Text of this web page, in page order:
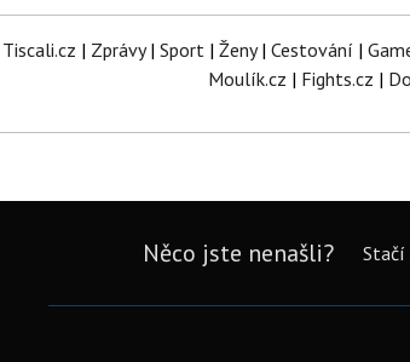
Tiscali.cz | Zprávy| Sport| Ženy| Cestování |
Moulík.cz | Fights.cz |
Něco jste nenašli? Stačí